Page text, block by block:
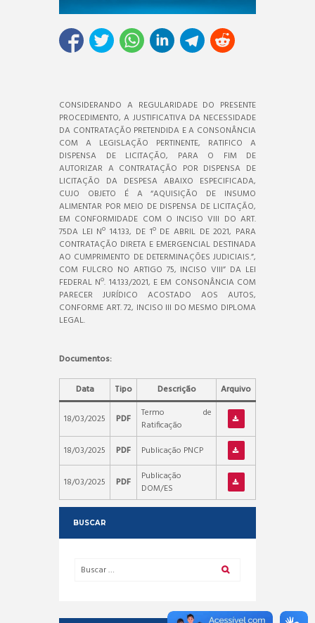
CONSIDERANDO A REGULARIDADE DO PRESENTE
PROCEDIMENTO, A JUSTIFICATIVA DA NECESSIDADE
DA CONTRATAÇÃO PRETENDIDA E A CONSONÂNCIA
COM A LEGISLAÇÃO PERTINENTE, RATIFICO A
DISPENSA DE LICITAÇÃO, PARA O FIM DE
AUTORIZAR A CONTRATAÇÃO POR DISPENSA DE
LICITAÇÃO DA DESPESA ABAIXO ESPECIFICADA,
CUJO OBJETO É A “AQUISIÇÃO DE INSUMO
ALIMENTAR POR MEIO DE DISPENSA DE LICITAÇÃO,
EM CONFORMIDADE COM O INCISO VIII DO ART.
75DA LEI Nº 14.133, DE 1º DE ABRIL DE 2021, PARA
CONTRATAÇÃO DIRETA E EMERGENCIAL DESTINADA
AO CUMPRIMENTO DE DETERMINAÇÕES JUDICIAIS.”,
COM FULCRO NO ARTIGO 75, INCISO VIII” DA LEI
FEDERAL Nº. 14.133/2021, E EM CONSONÂNCIA COM
PARECER JURÍDICO ACOSTADO AOS AUTOS,
CONFORME ART. 72, INCISO III DO MESMO DIPLOMA
LEGAL.
Documentos:
Data Tipo Descrição Arquivo
18/03/2025 PDF
Termo de
Ratificação
18/03/2025
PDF Publicação PNCP
18/03/2025 PDF
Publicação
DOM/ES
BUSCAR